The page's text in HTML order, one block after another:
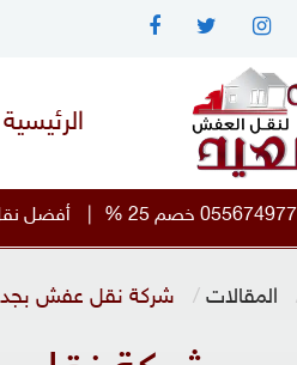
الرئيسية
أفضل نقل دبش العروسة دبش البيت السعيد مكة الى
المقالات شركة نقل عفش بجده، نقل